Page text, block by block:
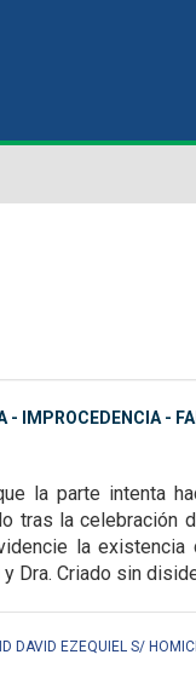
- IMPROCEDENCIA -
la parte intenta
tras la celebración
laexistencia
y Dra. Criado sin
DAVID EZEQUIEL S/